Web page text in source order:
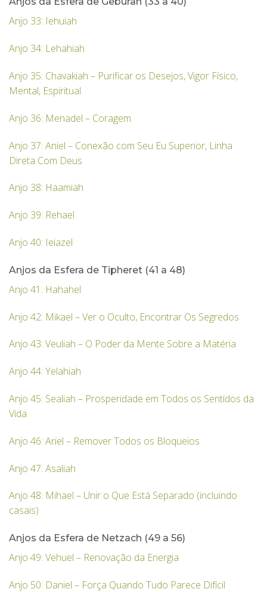
Anjo 33: Iehuiah
Anjo 34: Lehahiah
Anjo 35: Chavakiah – Purificar os Desejos, Vigor Físico,
Mental, Espiritual
Anjo 36: Menadel – Coragem
Anjo 37: Aniel – Conexão com Seu Eu Superior, Linha
Direta Com Deus
Anjo 38: Haamiah
Anjo 39: Rehael
Anjo 40: Ieiazel
Anjos da Esfera de Tipheret (41 a 48)
Anjo 41: Hahahel
Anjo 42: Mikael – Ver o Oculto, Encontrar Os Segredos
Anjo 43: Veuliah – O Poder da Mente Sobre a Matéria
Anjo 44: Yelahiah
Anjo 45: Sealiah – Prosperidade em Todos os Sentidos da
Vida
Anjo 46: Ariel – Remover Todos os Bloqueios
Anjo 47: Asaliah
Anjo 48: Mihael – Unir o Que Está Separado (incluindo
casais)
Anjos da Esfera de Netzach (49 a 56)
Anjo 49: Vehuel – Renovação da Energia
Anjo 50: Daniel – Força Quando Tudo Parece Difícil